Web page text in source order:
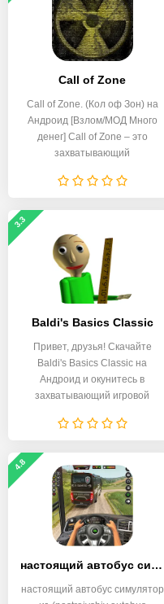
Call of Zone
Call of Zone. (Кол оф Зон) на
Андроид [Взлом/МОД Много
денег] Call of Zone – это
захватывающий
3.3
Baldi's Basics Classic
Привет, друзья! Скачайте
Baldi's Basics Classic на
Андроид и окунитесь в
захватывающий игровой
4.8
настоящий автобус симулятор иг
настоящий автобус симулятор